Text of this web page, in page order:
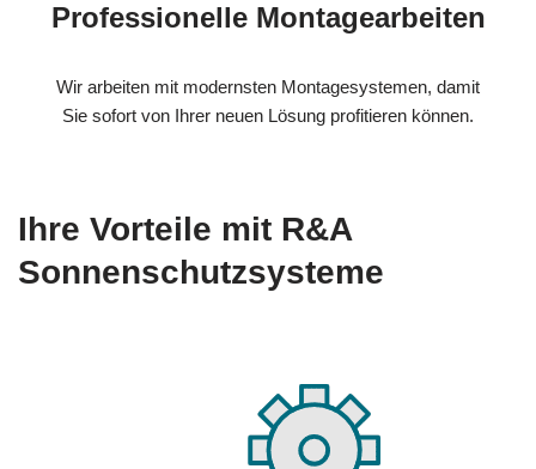
Professionelle Montagearbeiten
Wir arbeiten mit modernsten Montagesystemen, damit
Sie sofort von Ihrer neuen Lösung profitieren können.
Ihre Vorteile mit R&A
Sonnenschutzsysteme